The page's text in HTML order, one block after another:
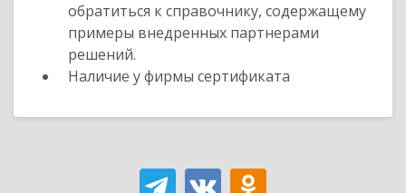
обратиться к справочнику, содержащему
примеры внедренных партнерами
решений.
Наличие у фирмы сертификата